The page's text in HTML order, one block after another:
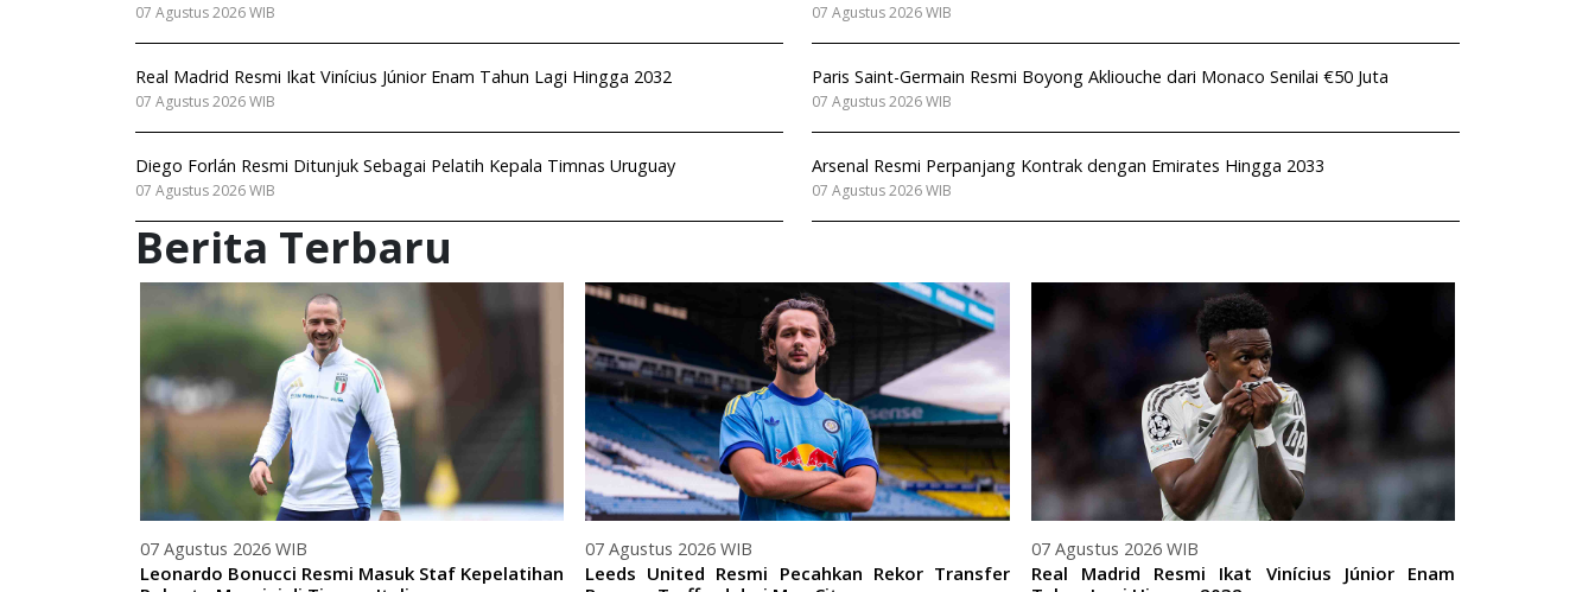
07 Agustus 2026 WIB 07 Agustus 2026 WIB
Real Madrid Resmi Ikat Vinícius Júnior Enam Tahun Lagi Hingga 2032
07 Agustus 2026 WIB
Paris Saint-Germain Resmi Boyong Akliouche dari Monaco Senilai €50 Juta
07 Agustus 2026 WIB
Diego Forlán Resmi Ditunjuk Sebagai Pelatih Kepala Timnas Uruguay
07 Agustus 2026 WIB
Arsenal Resmi Perpanjang Kontrak dengan Emirates Hingga 2033
07 Agustus 2026 WIB
Berita Terbaru
07 Agustus 2026 WIB
Leonardo Bonucci Resmi Masuk Staf Kepelatihan
07 Agustus 2026 WIB
Leeds United Resmi Pecahkan Rekor Transfer
07 Agustus 2026 WIB
Real Madrid Resmi Ikat Vinícius Júnior Enam